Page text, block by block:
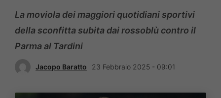
La moviola dei maggiori quotidiani sportivi
della sconfitta subita dai rossoblù contro il
Parma al Tardini
Jacopo Baratto 23 Febbraio 2025 - 09:01